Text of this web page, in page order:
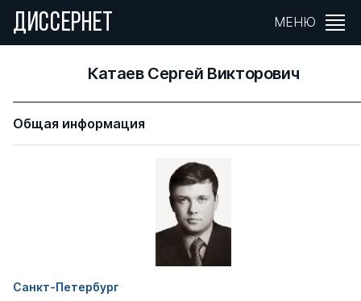
ДИССЕРНЕТ МЕНЮ
Катаев Сергей Викторович
Общая информация
Санкт-Петербург